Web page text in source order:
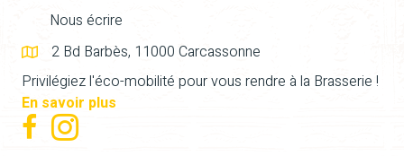
Nous écrire
2 Bd Barbès, 11000 Carcassonne
Privilégiez l'éco-mobilité pour vous rendre à la Brasserie !
En savoir plus